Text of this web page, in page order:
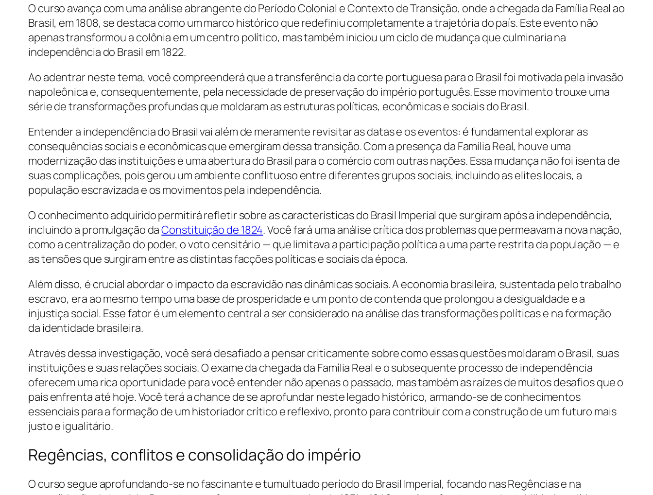
O curso avança com uma análise abrangente do Período Colonial e Contexto de Transição, onde a chegada da Família Real ao
Brasil, em 1808, se destaca como um marco histórico que redefiniu completamente a trajetória do país. Este evento não
apenas transformou a colônia em um centro político, mas também iniciou um ciclo de mudança que culminaria na
independência do Brasil em 1822.
Ao adentrar neste tema, você compreenderá que a transferência da corte portuguesa para o Brasil foi motivada pela invasão
napoleônica e, consequentemente, pela necessidade de preservação do império português. Esse movimento trouxe uma
série de transformações profundas que moldaram as estruturas políticas, econômicas e sociais do Brasil.
Entender a independência do Brasil vai além de meramente revisitar as datas e os eventos: é fundamental explorar as
consequências sociais e econômicas que emergiram dessa transição. Com a presença da Família Real, houve uma
modernização das instituições e uma abertura do Brasil para o comércio com outras nações. Essa mudança não foi isenta de
suas complicações, pois gerou um ambiente conflituoso entre diferentes grupos sociais, incluindo as elites locais, a
população escravizada e os movimentos pela independência.
O conhecimento adquirido permitirá refletir sobre as características do Brasil Imperial que surgiram após a independência,
incluindo a promulgação daConstituição de 1824. Você fará uma análise crítica dos problemas que permeavam a nova nação,
como a centralização do poder, o voto censitário — que limitava a participação política a uma parte restrita da população — e
as tensões que surgiram entre as distintas facções políticas e sociais da época.
Além disso, é crucial abordar o impacto da escravidão nas dinâmicas sociais. A economia brasileira, sustentada pelo trabalho
escravo, era ao mesmo tempo uma base de prosperidade e um ponto de contenda que prolongou a desigualdade e a
injustiça social. Esse fator é um elemento central a ser considerado na análise das transformações políticas e na formação
da identidade brasileira.
Através dessa investigação, você será desafiado a pensar criticamente sobre como essas questões moldaram o Brasil, suas
instituições e suas relações sociais. O exame da chegada da Família Real e o subsequente processo de independência
oferecem uma rica oportunidade para você entender não apenas o passado, mas também as raízes de muitos desafios que o
país enfrenta até hoje. Você terá a chance de se aprofundar neste legado histórico, armando-se de conhecimentos
essenciais para a formação de um historiador crítico e reflexivo, pronto para contribuir com a construção de um futuro mais
justo e igualitário.
Regências, conflitos e consolidação do império
O curso segue aprofundando-se no fascinante e tumultuado período do Brasil Imperial, focando nas Regências e na